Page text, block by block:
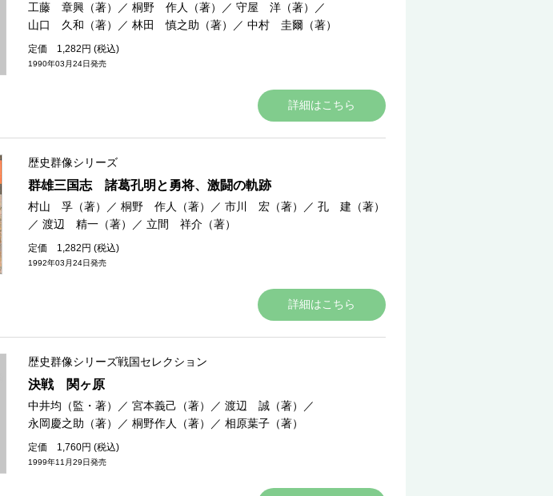
工藤 章興（著） ／ 桐野 作人（著） ／ 守屋 洋（著）
／
山口 久和（著）
／ 林田 慎之助（著） ／ 中村 圭爾（著）
定価 1,282円 (税込)
1990年03月24日発売
詳細はこちら
歴史群像シリーズ
群雄三国志 諸葛孔明と勇将、激闘の軌跡
村山 孚（著） ／ 桐野 作人（著） ／ 市川 宏（著） ／ 孔 建（著）
／ 渡辺 精一（著） ／ 立間 祥介（著）
定価 1,282円 (税込)
1992年03月24日発売
詳細はこちら
歴史群像シリーズ戦国セレクション
決戦 関ヶ原
中井均（監・著） ／ 宮本義己（著） ／ 渡辺 誠（著）
／
永岡慶之助（著）
／ 桐野作人（著） ／ 相原葉子（著）
定価 1,760円 (税込)
1999年11月29日発売